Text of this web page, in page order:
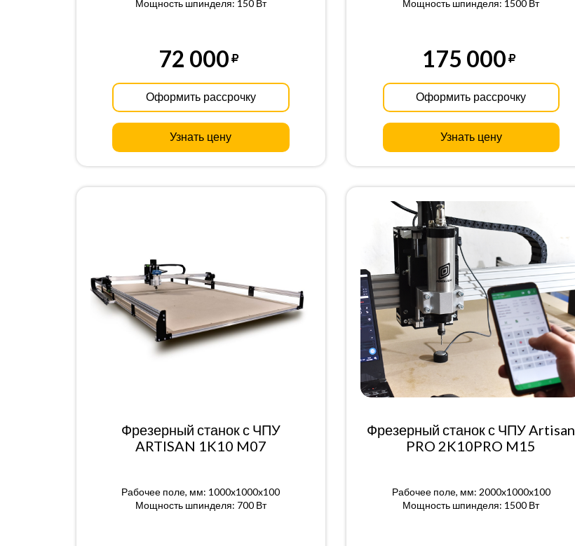
Мощность шпинделя: 150 Вт
72 000
Оформить рассрочку
Узнать цену
Мощность шпинделя: 1500 Вт
175 000
Оформить рассрочку
Узнать цену
Фрезерный станок с ЧПУ
ARTISAN 1K10 M07
Рабочее поле, мм: 1000x1000x100
Мощность шпинделя: 700 Вт
Фрезерный станок с ЧПУ Artisan
PRO 2K10PRO M15
Рабочее поле, мм: 2000x1000x100
Мощность шпинделя: 1500 Вт